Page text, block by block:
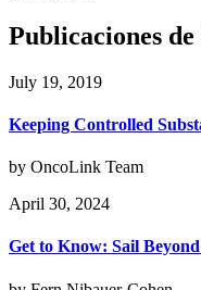
Publicaciones
July 19, 2019
Keeping Controlled
by OncoLink Team
April 30, 2024
Get to Know: Sail